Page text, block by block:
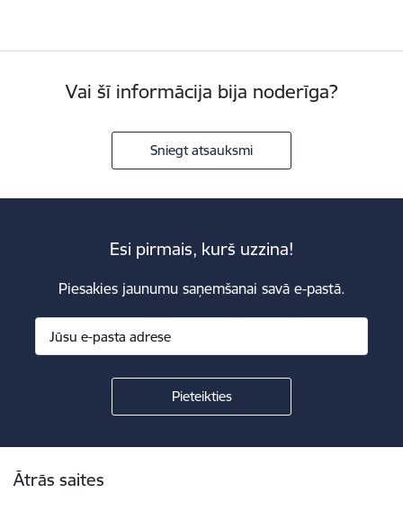
Vai šī informācija bija noderīga?
Sniegt atsauksmi
Esi pirmais, kurš uzzina!
Piesakies jaunumu saņemšanai savā e-pastā.
Ātrās saites